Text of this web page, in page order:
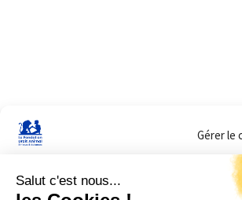
Gérer le
Sur ce site, nous utilisons des cookies pour mesurer
lorsque vous y consentez. Vous pouvez